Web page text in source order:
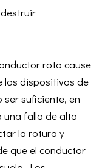
roto cause
los dispositivos de
suficiente, en
una falla de alta
la rotura y
que el conductor